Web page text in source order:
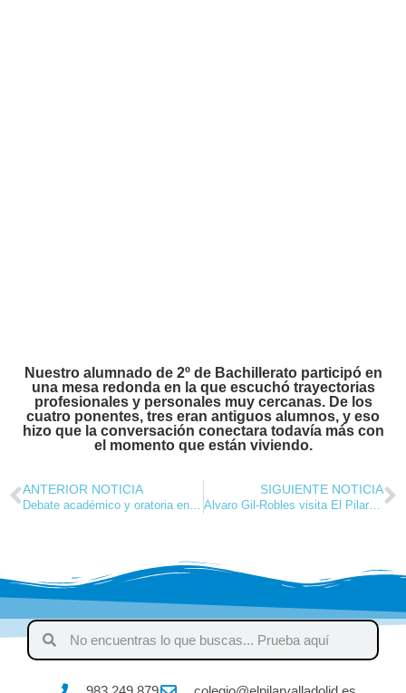
Nuestro alumnado de 2º de Bachillerato participó en
una mesa redonda en la que escuchó trayectorias
profesionales y personales muy cercanas. De los
cuatro ponentes, tres eran antiguos alumnos, y eso
hizo que la conversación conectara todavía más con
el momento que están viviendo.
ANTERIOR NOTICIA
Debate académico y oratoria en el Encuentro Nacional Marianista de Debates
SIGUIENTE NOTICIA
Álvaro Gil-Robles visita El Pilar para hablar de democracia y dignidad